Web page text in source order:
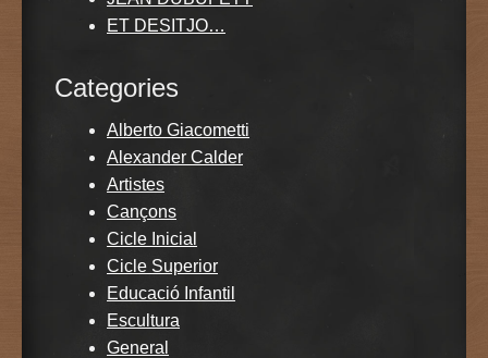
ET DESITJO…
Categories
Alberto Giacometti
Alexander Calder
Artistes
Cançons
Cicle Inicial
Cicle Superior
Educació Infantil
Escultura
General